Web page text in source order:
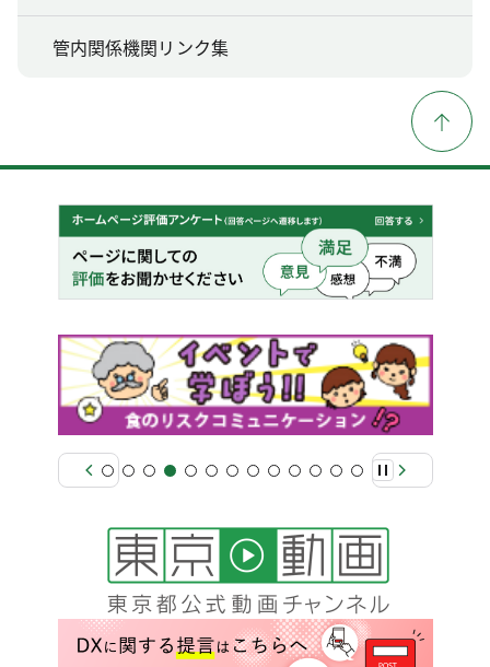
管内関係機関リンク集